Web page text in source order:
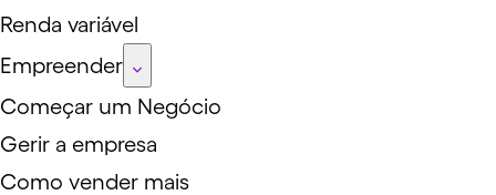
Renda variável
Empreender
Começar um Negócio
Gerir a empresa
Como vender mais